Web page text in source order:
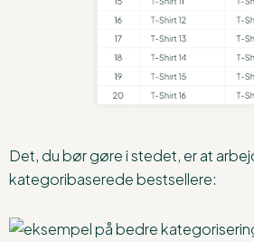
Det, du bør gøre i stedet, er at
kategoribaserede bestsellere: